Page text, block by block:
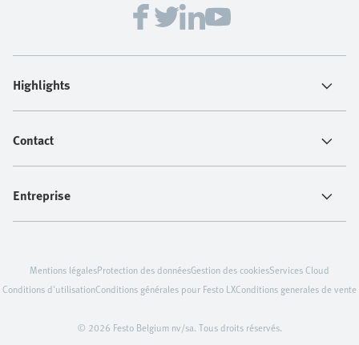
pour les systèmes d’automatisation électriques et
pneumatiques, vous permettant de travailler plus
Highlights
Contact
Entreprise
© 2026 Festo Belgium nv/sa. Tous droits réservés.
Mentions légalesProtection des donnéesGestion des cookiesServices Cloud
Conditions d'utilisationConditions générales pour Festo LXConditions generales de vente